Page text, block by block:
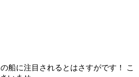
船に注目されるとはさすがです！ こ